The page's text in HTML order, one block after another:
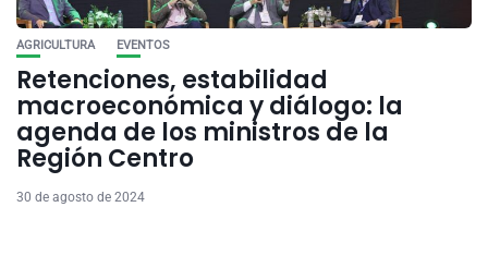
AGRICULTURA EVENTOS
Retenciones, estabilidad
macroeconómica y diálogo: la
agenda de los ministros de la
Región Centro
30 de agosto de 2024